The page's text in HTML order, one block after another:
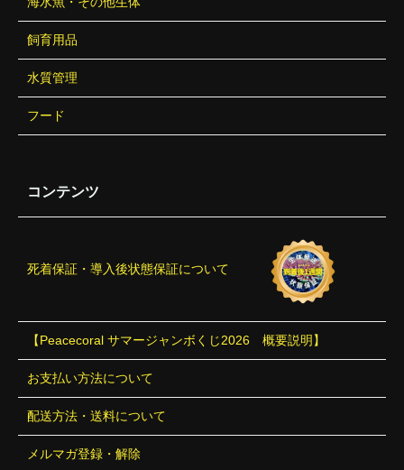
飼育用品
水質管理
フード
コンテンツ
死着保証・導入後状態保証について
【Peacecoral サマージャンボくじ2026 概要説明】
お支払い方法について
配送方法・送料について
メルマガ登録・解除